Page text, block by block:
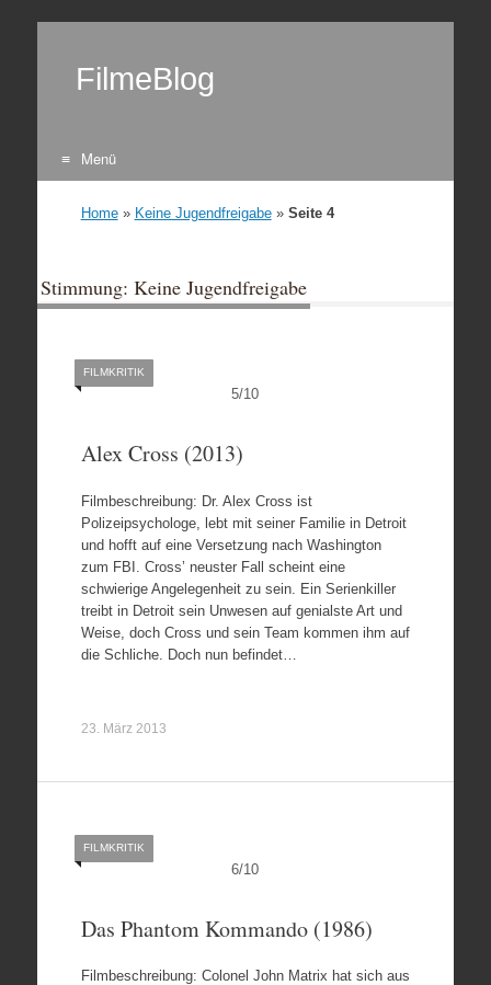
FilmeBlog
Menü
Home» Keine Jugendfreigabe» Seite 4
Stimmung: Keine Jugendfreigabe
5/10
FILMKRITIK
Alex Cross (2013)
Filmbeschreibung: Dr. Alex Cross ist
Polizeipsychologe, lebt mit seiner Familie in Detroit
und hofft auf eine Versetzung nach Washington
zum FBI. Cross’ neuster Fall scheint eine
schwierige Angelegenheit zu sein. Ein Serienkiller
treibt in Detroit sein Unwesen auf genialste Art und
Weise, doch Cross und sein Team kommen ihm auf
die Schliche. Doch nun befindet…
23. März 2013
6/10
FILMKRITIK
Das Phantom Kommando (1986)
Filmbeschreibung: Colonel John Matrix hat sich aus